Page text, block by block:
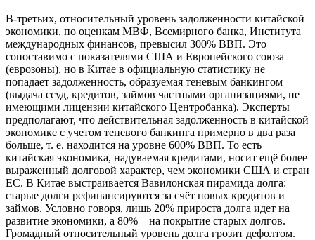
В-третьих, относительный уровень задолженности китайской
экономики, по оценкам МВФ, Всемирного банка, Института
международных финансов, превысил 300% ВВП. Это
сопоставимо с показателями США и Европейского союза
(еврозоны), но в Китае в официальную статистику не
попадает задолженность, образуемая теневым банкингом
(выдача ссуд, кредитов, займов частными организациями, не
имеющими лицензии китайского Центробанка). Эксперты
предполагают, что действительная задолженность в китайской
экономике с учетом теневого банкинга примерно в два раза
больше, т. е. находится на уровне 600% ВВП. То есть
китайская экономика, надуваемая кредитами, носит ещё более
выраженный долговой характер, чем экономики США и стран
ЕС. В Китае выстраивается Вавилонская пирамида долга:
старые долги рефинансируются за счёт новых кредитов и
займов. Условно говоря, лишь 20% прироста долга идет на
развитие экономики, а 80% – на покрытие старых долгов.
Громадный относительный уровень долга грозит дефолтом.